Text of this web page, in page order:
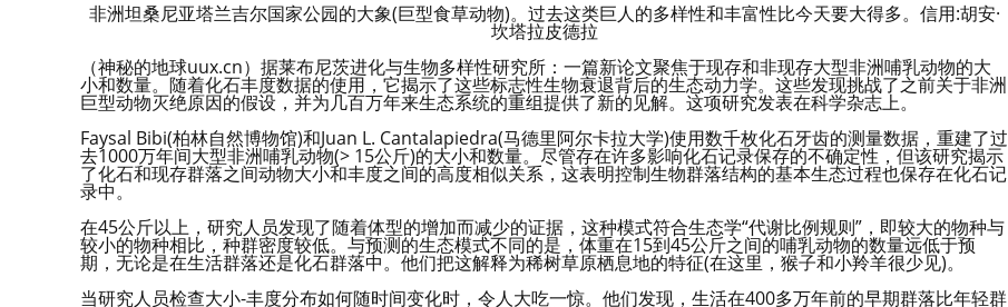
非洲坦桑尼亚塔兰吉尔国家公园的大象(巨型食草动物)。过去这类巨人的多样性和丰富性比今天要大得多。信用:胡安·
坎塔拉皮德拉
（神秘的地球uux.cn）据莱布尼茨进化与生物多样性研究所：一篇新论文聚焦于现存和非现存大型非洲哺乳动物的大
小和数量。随着化石丰度数据的使用，它揭示了这些标志性生物衰退背后的生态动力学。这些发现挑战了之前关于非洲
巨型动物灭绝原因的假设，并为几百万年来生态系统的重组提供了新的见解。这项研究发表在科学杂志上。
Faysal Bibi(柏林自然博物馆)和Juan L. Cantalapiedra(马德里阿尔卡拉大学)使用数千枚化石牙齿的测量数据，重建了过
去1000万年间大型非洲哺乳动物(> 15公斤)的大小和数量。尽管存在许多影响化石记录保存的不确定性，但该研究揭示
了化石和现存群落之间动物大小和丰度之间的高度相似关系，这表明控制生物群落结构的基本生态过程也保存在化石记
录中。
在45公斤以上，研究人员发现了随着体型的增加而减少的证据，这种模式符合生态学“代谢比例规则”，即较大的物种与
较小的物种相比，种群密度较低。与预测的生态模式不同的是，体重在15到45公斤之间的哺乳动物的数量远低于预
期，无论是在生活群落还是化石群落中。他们把这解释为稀树草原栖息地的特征(在这里，猴子和小羚羊很少见)。
当研究人员检查大小-丰度分布如何随时间变化时，令人大吃一惊。他们发现，生活在400多万年前的早期群落比年轻群